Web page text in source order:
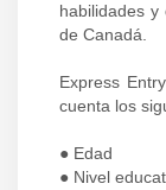
habilidades y
de Canadá.
Express
cuenta los
● Edad
● Nivel